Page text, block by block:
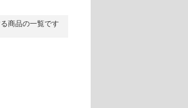
商品の一覧です